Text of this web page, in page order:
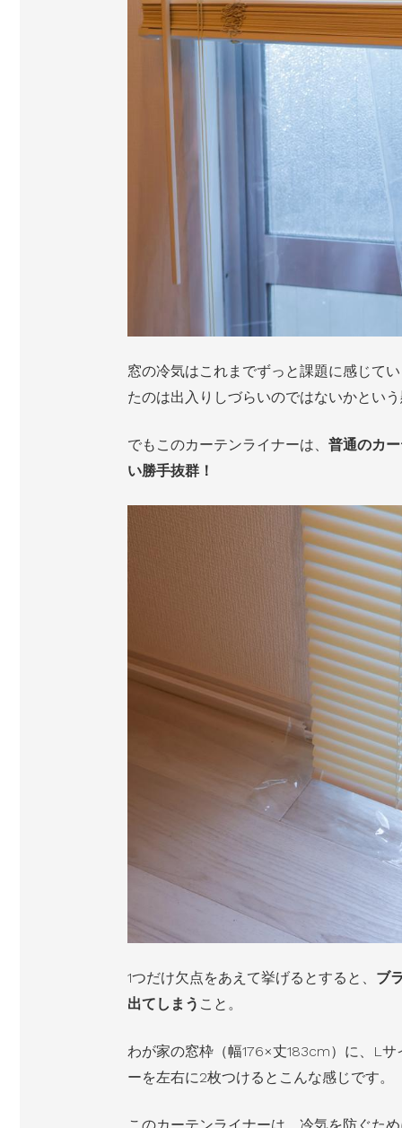
窓の冷気はこれまでずっと課題に感じて
たのは出入りしづらいのではないかとい
でもこのカーテンライナーは、 普通のカ
い勝手抜群！
1つだけ欠点をあえて挙げるとすると、 ブ
出てしまう こと。
わが家の窓枠（幅176×​丈183cm）に、L
ーを左右に2枚つけるとこんな感じです。
このカーテンライナーは、冷気を防ぐた